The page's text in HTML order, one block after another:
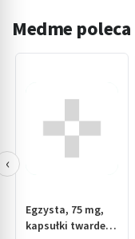
Medme poleca
Egzysta, 75 mg,
kapsułki twarde,
‹